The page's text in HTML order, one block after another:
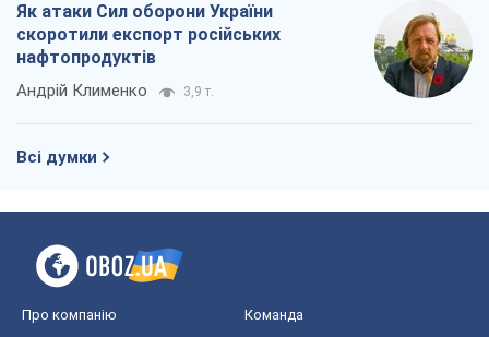
Як атаки Сил оборони України
скоротили експорт російських
нафтопродуктів
Андрій Клименко 3,9 т.
Всі думки
Про компанію Команда